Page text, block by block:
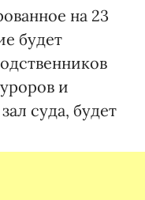
на 23
будет
и
суда, будет